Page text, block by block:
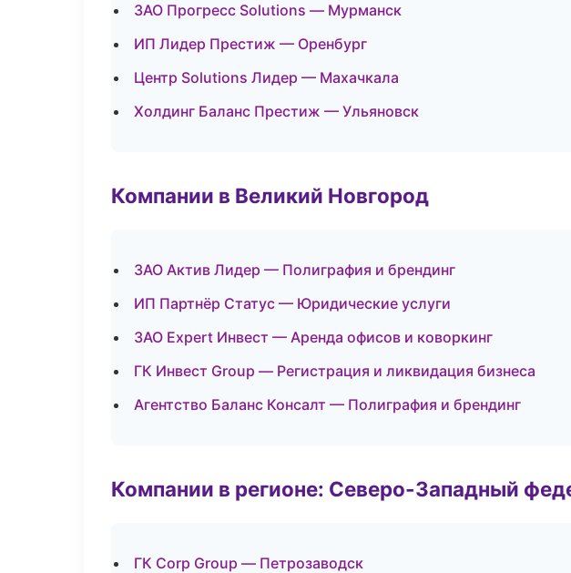
ЗАО Прогресс Solutions — Мурманск
ИП Лидер Престиж — Оренбург
Центр Solutions Лидер — Махачкала
Холдинг Баланс Престиж — Ульяновск
Компании в Великий Новгород
ЗАО Актив Лидер — Полиграфия и брендинг
ИП Партнёр Статус — Юридические услуги
ЗАО Expert Инвест — Аренда офисов и коворкинг
ГК Инвест Group — Регистрация и ликвидация бизнеса
Агентство Баланс Консалт — Полиграфия и брендинг
Компании в регионе: Северо-Западный
ГК Corp Group — Петрозаводск